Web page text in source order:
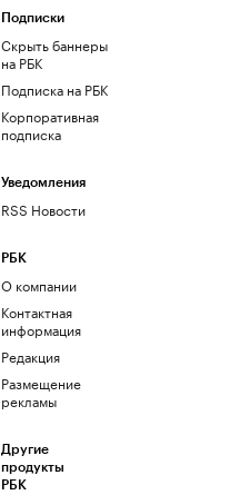
Подписки
Скрыть баннеры
на РБК
Подписка на РБК
Корпоративная
подписка
Уведомления
RSS Новости
РБК
О компании
Контактная
информация
Редакция
Размещение
рекламы
Другие
продукты
РБК